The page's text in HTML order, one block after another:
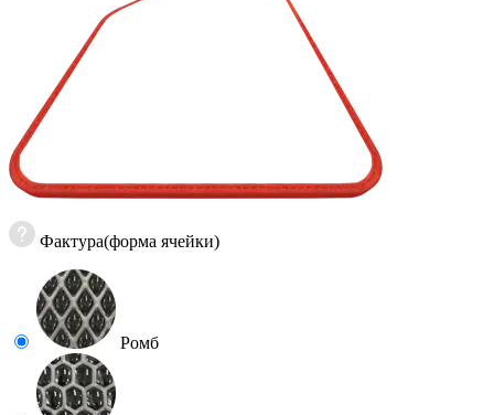
Фактура(форма ячейки)
Ромб